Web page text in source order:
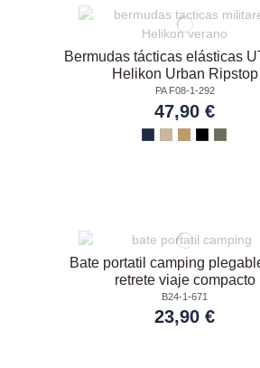
Bermudas tácticas elásticas
Helikon Urban Ripstop
PA F08-1-292
47,90 €
Bate portatil camping
retrete viaje compacto
B24-1-671
23,90 €